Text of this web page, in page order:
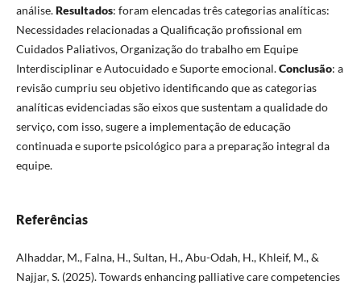
análise.Resultados: foram elencadas três categorias analíticas:
Necessidades relacionadas a Qualificação profissional em
Cuidados Paliativos, Organização do trabalho em Equipe
Interdisciplinar e Autocuidado e Suporte emocional.Conclusão: a
revisão cumpriu seu objetivo identificando que as categorias
analíticas evidenciadas são eixos que sustentam a qualidade do
serviço, com isso, sugere a implementação de educação
continuada e suporte psicológico para a preparação integral da
equipe.
Referências
Alhaddar, M., Falna, H., Sultan, H., Abu-Odah, H., Khleif, M., &
Najjar, S. (2025). Towards enhancing palliative care competencies